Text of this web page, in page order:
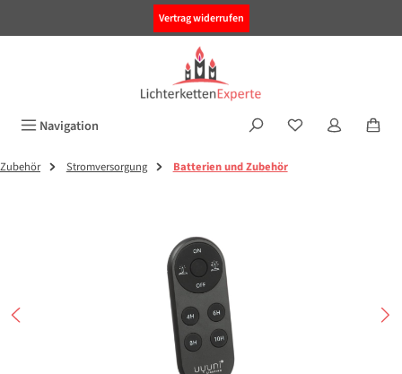
Vertrag widerrufen
Navigation
Zubehör Stromversorgung Batterien und Zubehör